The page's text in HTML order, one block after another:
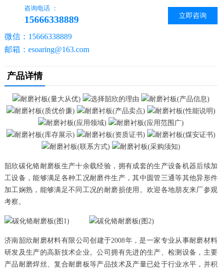
立即咨询
咨询电话 ：
15666338889
微信：15666338889
邮箱：esoaring@163.com
产品详情
韶欣碳化铬耐磨板生产十余载经验，拥有成套的生产设备机器后续加
工设备，能够满足各种工况耐磨件生产，其中圆管三通等其他异形件
加工娴熟，能够满足不同工况的耐磨损使用。欢迎各地朋友来厂参观
考察。
济南韶欣耐磨材料有限公司创建于2008年，是一家专业从事耐磨材料
研发及生产的高新技术企业。公司拥有先进的生产、检测设备，主要
产品耐磨焊丝、复合耐磨板等产品技术及产量已处于行业水平，并积